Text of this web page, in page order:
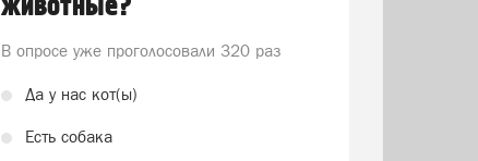
В опросе уже проголосовали 320 раз
Да у нас кот(ы)
Есть собака